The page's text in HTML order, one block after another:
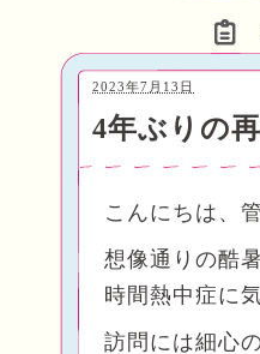
4年ぶりの
2023年7月13日
こんにちは、
想像通りの酷
時間熱中症に
訪問には細心